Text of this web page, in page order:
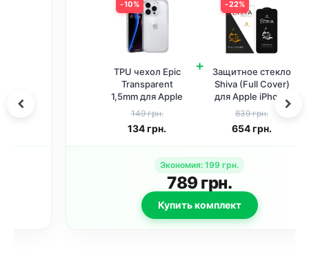
TPU чехол Epic
Transparent
1,5mm для Apple
iPhone 14 Pro Max
(прозрачный)
Защитное стекло
Shiva (Full Cover)
для Apple iPhone
14 Pro Max (6.7
199грн.
грн.
Купить комплект